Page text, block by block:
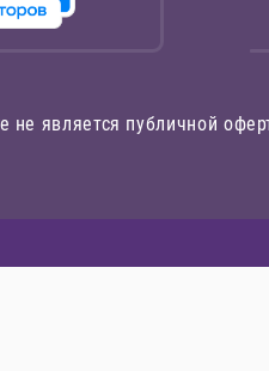
не является публичной